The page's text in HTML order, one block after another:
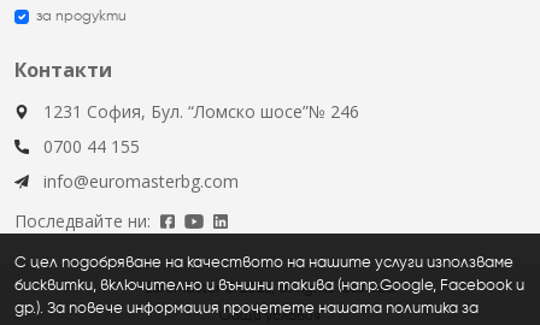
за продукти
Контакти
1231 София, Бул. “Ломско шосе”№ 246
0700 44 155
info@euromasterbg.com
Последвайте ни:
Euromaster © 2026, all rights reserved
Общи условия
С цел подобряване на качеството на нашите услуги използваме
бисквитки, включително и външни такива (напр.Google, Facebook и
др.). За повече информация прочетете нашата политика за